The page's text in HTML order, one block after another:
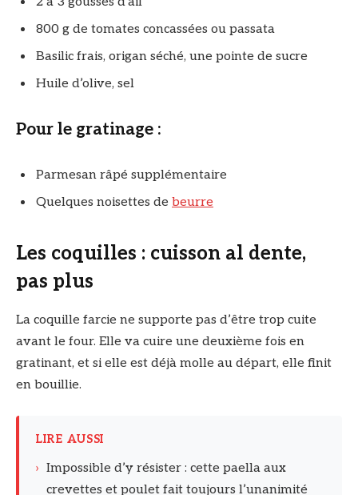
800 g de tomates concassées ou passata
Basilic frais, origan séché, une pointe de sucre
Huile d’olive, sel
Pour le gratinage :
Parmesan râpé supplémentaire
Quelques noisettes de beurre
Les coquilles : cuisson al dente,
pas plus
La coquille farcie ne supporte pas d’être trop cuite
avant le four. Elle va cuire une deuxième fois en
gratinant, et si elle est déjà molle au départ, elle finit
en bouillie.
LIRE AUSSI
› Impossible d’y résister : cette paella aux
crevettes et poulet fait toujours l’unanimité